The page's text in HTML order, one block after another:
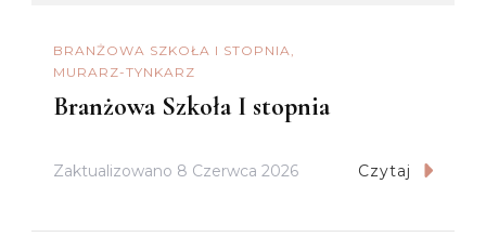
BRANŻOWA SZKOŁA I STOPNIA
MURARZ-TYNKARZ
Branżowa Szkoła I stopnia
Zaktualizowano 8 Czerwca 2026 Czytaj